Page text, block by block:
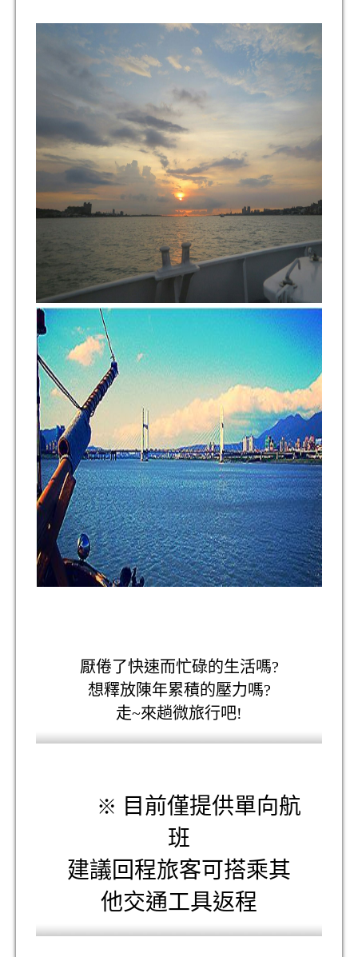
厭倦了快速而忙碌的生活嗎?
想釋放陳年累積的壓力嗎?
走~來趟微旅行吧!
※ 目前僅提供單向航
班
建議回程旅客可搭乘其
他交通工具返程